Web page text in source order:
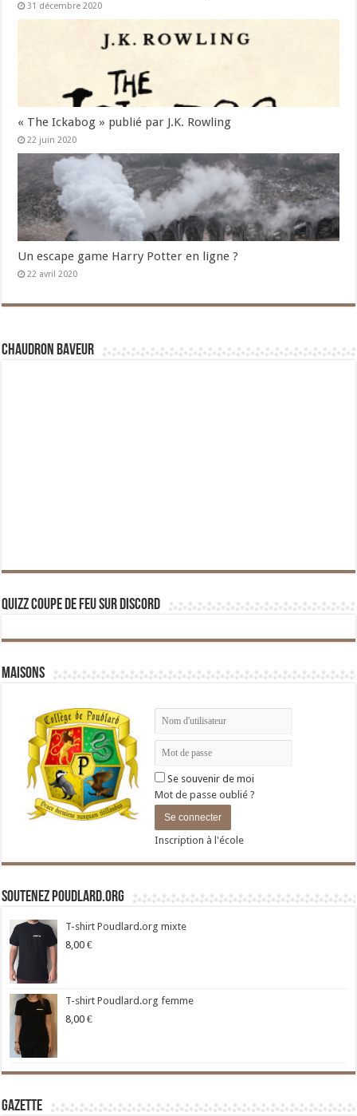
31 décembre 2020
« The Ickabog » publié par J.K. Rowling
22 juin 2020
Un escape game Harry Potter en ligne ?
22 avril 2020
Chaudron Baveur
Quizz Coupe de Feu sur Discord
Maisons
Se souvenir de moi
Mot de passe oublié ?
Inscription à l'école
Soutenez Poudlard.org
T-shirt Poudlard.org mixte
8,00 €
T-shirt Poudlard.org femme
8,00 €
Gazette